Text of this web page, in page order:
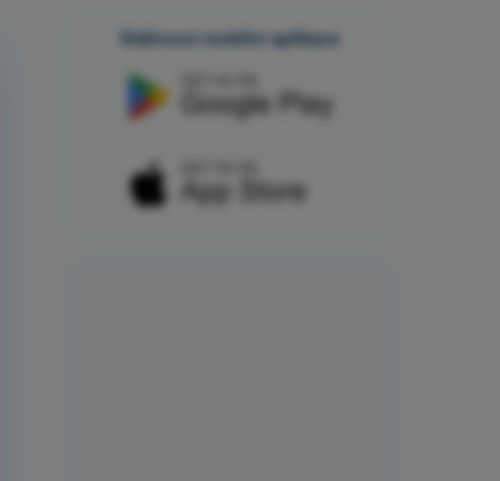
Stáhnout mobilní aplikace